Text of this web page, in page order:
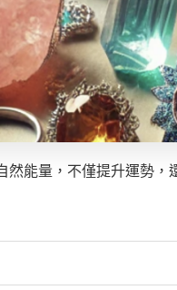
能量，不僅提升運勢